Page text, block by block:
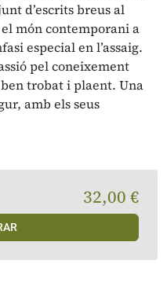
d’escrits breus al
món contemporani a
especial en l’assaig.
pel coneixement
trobat i plaent. Una
amb els seus
32,00 €